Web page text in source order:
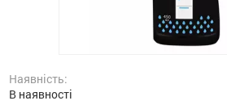
Наявність:
В наявності